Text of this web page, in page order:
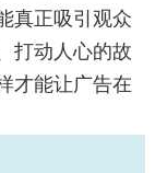
真正吸引观众
打动人心的故
才能让广告在